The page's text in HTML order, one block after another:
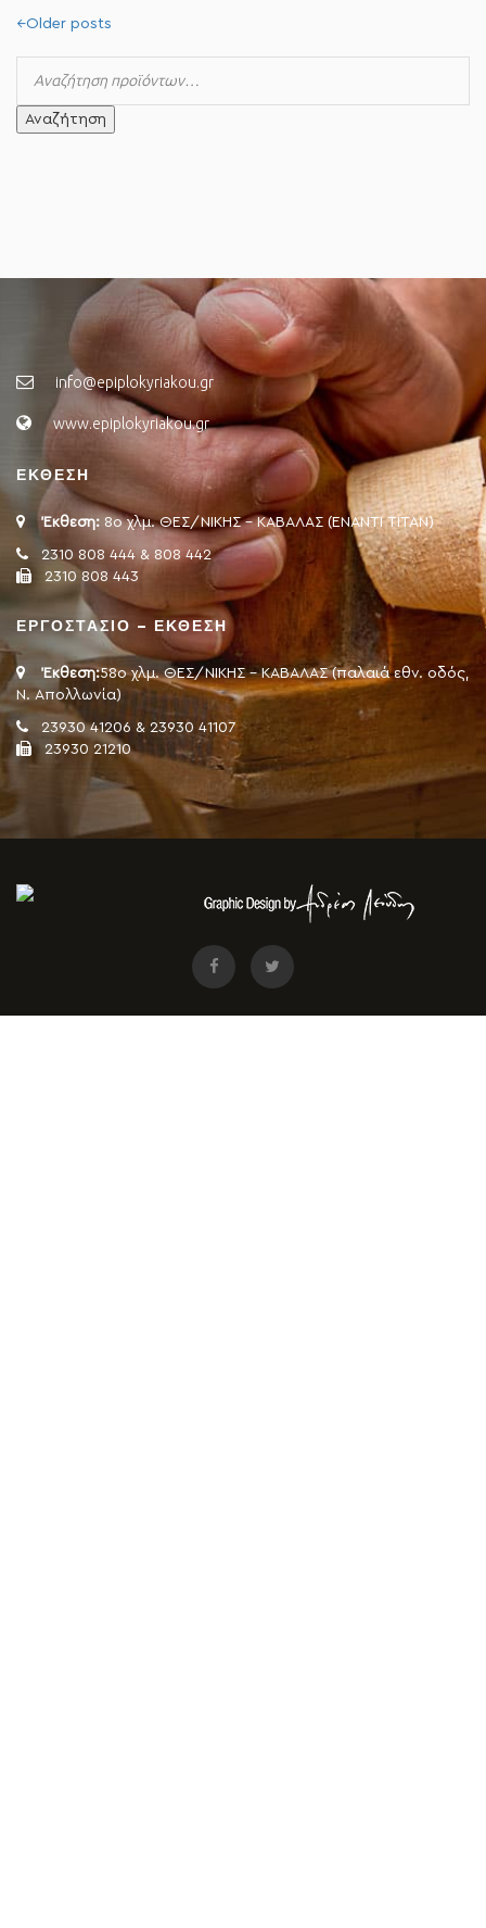
←Older posts
Αναζήτηση
info@epiplokyriakou.gr
www.epiplokyriakou.gr
ΕΚΘΕΣΗ
Έκθεση: 8ο χλμ. ΘΕΣ/ΝΙΚΗΣ - ΚΑΒΑΛΑΣ (ΕΝΑΝΤΙ ΤΙΤΑΝ)
2310 808 444 & 808 442
2310 808 443
ΕΡΓΟΣΤΑΣΙΟ – ΕΚΘΕΣΗ
Έκθεση:58ο χλμ. ΘΕΣ/ΝΙΚΗΣ - ΚΑΒΑΛΑΣ (παλαιά εθν. οδός,
Ν. Απολλωνία)
23930 41206 & 23930 41107
23930 21210